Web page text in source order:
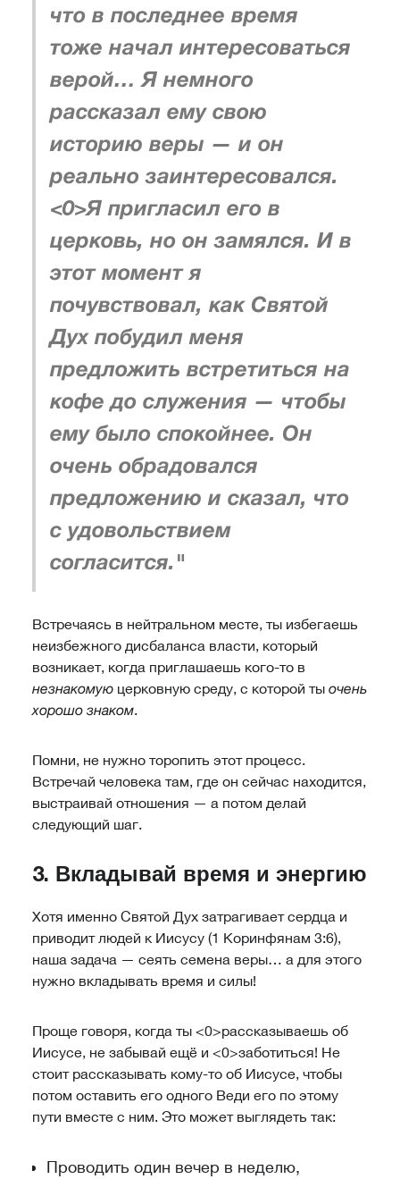
что в последнее время
тоже начал интересоваться
верой… Я немного
рассказал ему свою
историю веры — и он
реально заинтересовался.
<0>Я пригласил его в
церковь, но он замялся. И в
этот момент я
почувствовал, как Святой
Дух побудил меня
предложить встретиться на
кофе до служения — чтобы
ему было спокойнее. Он
очень обрадовался
предложению и сказал, что
с удовольствием
согласится."
Встречаясь в нейтральном месте, ты избегаешь
неизбежного дисбаланса власти, который
возникает, когда приглашаешь кого-то в
незнакомую церковную среду, с которой ты очень
хорошо знаком.
Помни, не нужно торопить этот процесс.
Встречай человека там, где он сейчас находится,
выстраивай отношения — а потом делай
следующий шаг.
3. Вкладывай время и энергию
Хотя именно Святой Дух затрагивает сердца и
приводит людей к Иисусу (1 Коринфянам 3:6),
наша задача — сеять семена веры… а для этого
нужно вкладывать время и силы!
Проще говоря, когда ты <0>рассказываешь об
Иисусе, не забывай ещё и <0>заботиться! Не
стоит рассказывать кому-то об Иисусе, чтобы
потом оставить его одного Веди его по этому
пути вместе с ним. Это может выглядеть так:
Проводить один вечер в неделю,